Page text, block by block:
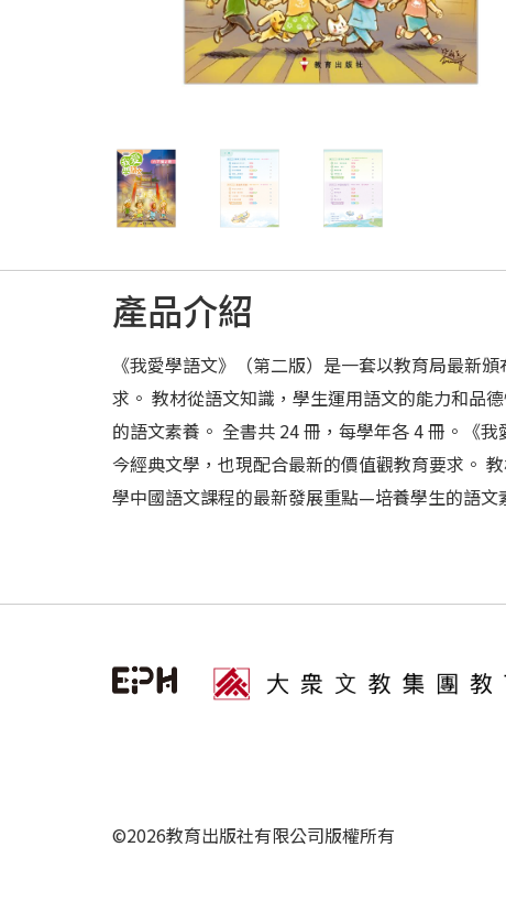
產品介紹
《我愛學語文》（第二版）是一套以教育局最新
求。 教材從語文知識，學生運用語文的能力和品
的語文素養。 全書共 24 冊，每學年各 4 冊。《
今經典文學，也現配合最新的價值觀教育要求。
學中國語文課程的最新發展重點—培養學生的語文
©2026教育出版社有限公司版權所有